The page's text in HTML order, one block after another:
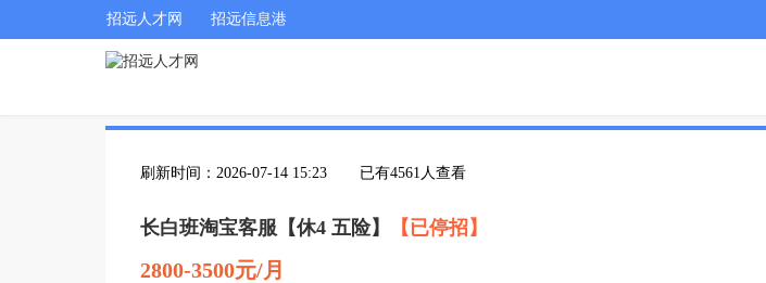
招远人才网 招远信息港
刷新时间：2026-07-14 15:23 已有4561人查看
长白班淘宝客服【休4 五险】 【已停招】
2800-3500元/月